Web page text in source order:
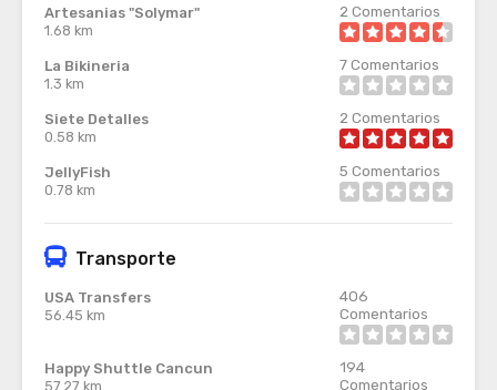
Artesanias "Solymar"
1.68 km
2 Comentarios
La Bikineria
1.3 km
7Comentarios
Siete Detalles
0.58 km
2 Comentarios
JellyFish
0.78 km
5 Comentarios
Transporte
USA Transfers
56.45 km
406
Comentarios
Happy Shuttle Cancun
57.27 km
194
Comentarios